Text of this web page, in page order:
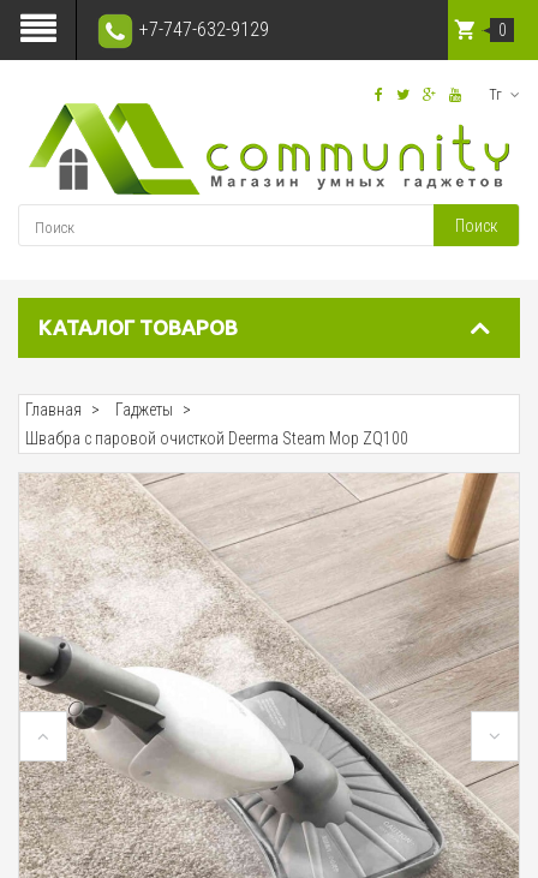
+7-747-632-9129
Тг
Поиск
0
КАТАЛОГ ТОВАРОВ
Главная
Гаджеты
Швабра с паровой очисткой Deerma Steam Mop ZQ100